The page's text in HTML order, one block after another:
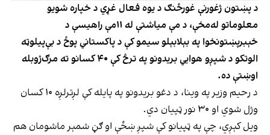
د پښتون ژغورنې غورځنګ د یوه فعال غړي د خپاره شویو
معلوماتو له‌مخې، د مې میاشتې له ۱۱مې راهیسې د
خېبرپښتونخوا په بېلابېلو سیمو کې د پاکستاني پوځ د بې‌پیلوټه
الوتکو د شپږو هوايي بریدونو په ترڅ کې ۴۰ کسانو ته مرګ‌ژوبله
اوښتې ده.
د رحیم وزیر په وینا، د دغو بریدونو په پایله کې لږترلږه ۱۰ کسان
وژل شوي او ۳۰ نور ټپیان دي.
ویل کېږي، چې په ټپیانو کې شپږ ښځې او ګڼ شمېر ماشومان هم